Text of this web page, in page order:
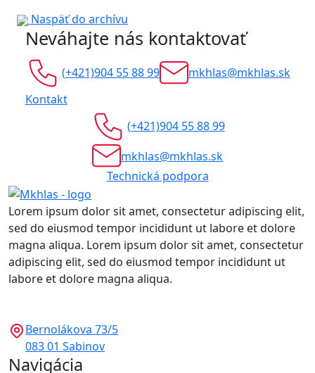
Naspäť do archívu
Neváhajte nás kontaktovať
(+421)904 55 88 99
mkhlas@mkhlas.sk
Kontakt
(+421)904 55 88 99
mkhlas@mkhlas.sk
Technická podpora
Lorem ipsum dolor sit amet, consectetur adipiscing elit,
sed do eiusmod tempor incididunt ut labore et dolore
magna aliqua. Lorem ipsum dolor sit amet, consectetur
adipiscing elit, sed do eiusmod tempor incididunt ut
labore et dolore magna aliqua.
Bernolákova 73/5
083 01 Sabinov
Navigácia